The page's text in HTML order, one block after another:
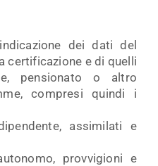
dei dati del
certificazione e di quelli
pensionato o altro
compresi quindi i
assimilati e
provvigioni e